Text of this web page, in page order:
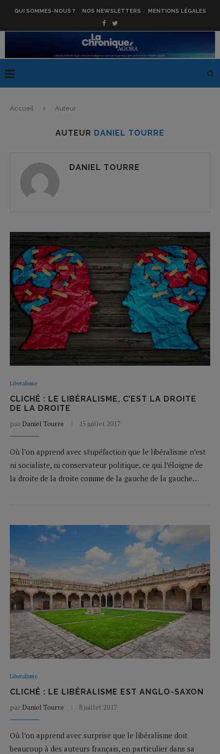
QUI SOMMES-NOUS ? NOS NEWSLETTERS MENTIONS LÉGALES
Accueil Auteur
AUTEUR DANIEL TOURRE
DANIEL TOURRE
Liberalisme
CLICHÉ : LE LIBÉRALISME, C’EST LA DROITE
DE LA DROITE
parDaniel Tourre 15 juillet 2017
Où l’on apprend avec stupéfaction que le libéralisme n’est
ni socialiste, ni conservateur politique, ce qui l’éloigne de
la droite de la droite comme de la gauche de la gauche…
Liberalisme
CLICHÉ : LE LIBÉRALISME EST ANGLO-SAXON
parDaniel Tourre 8 juillet 2017
Où l’on apprend avec surprise que le libéralisme doit
beaucoup à des auteurs français, en particulier dans sa